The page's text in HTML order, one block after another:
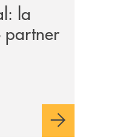
la
partner